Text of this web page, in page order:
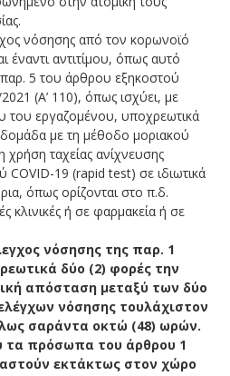
νόσησης από τον κορωνοϊό
έναντι αντιτίμου, όπως αυτό
παρ. 5 του άρθρου εξηκοστού
(Α’ 110), όπως ισχύει, με
του εργαζομένου, υποχρεωτικά
με τη μέθοδο μοριακού
χρήση ταχείας ανίχνευσης
COVID-19 (rapid test) σε ιδιωτικά
όπως ορίζονται στο π.δ.
κλινικές ή σε φαρμακεία ή σε
νόσησης της παρ. 1
δύο (2) φορές την
απόσταση μεταξύ των δύο
νόσησης τουλάχιστον
σαράντα οκτώ (48) ωρών.
τα πρόσωπα του άρθρου 1
εκτάκτως στον χώρο